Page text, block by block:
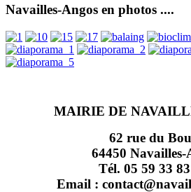
Navailles-Angos en photos ....
MAIRIE DE
62 rue du
64450 Navailles-
Tél. 05 59 33
Email :